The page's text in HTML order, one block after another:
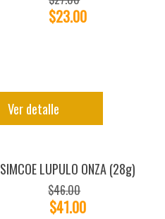
$23.00
Ver detalle
SIMCOE LUPULO ONZA (28g)
$46.00
$41.00